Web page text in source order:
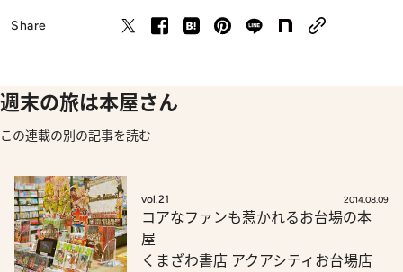
Share
週末の旅は本屋さん
この連載の別の記事を読む
vol.21 2014.08.09
コアなファンも惹かれるお台場の本
屋
くまざわ書店 アクアシティお台場店